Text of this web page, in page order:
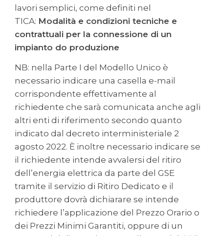
lavori semplici, come definiti nel
TICA: Modalità e condizioni tecniche e
contrattuali per la connessione di un
impianto do produzione
NB: nella Parte I del Modello Unico è
necessario indicare una casella e-mail
corrispondente effettivamente al
richiedente che sarà comunicata anche agli
altri enti di riferimento secondo quanto
indicato dal decreto interministeriale 2
agosto 2022. È inoltre necessario indicare se
il richiedente intende avvalersi del ritiro
dell’energia elettrica da parte del GSE
tramite il servizio di Ritiro Dedicato e il
produttore dovrà dichiarare se intende
richiedere l’applicazione del Prezzo Orario o
dei Prezzi Minimi Garantiti, oppure di un